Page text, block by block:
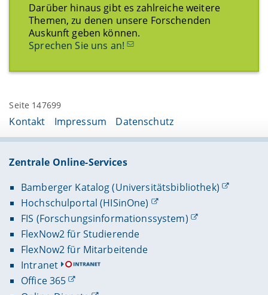
Darüber hinaus gibt es zahlreiche weitere
Themen, zu denen unsere Forschenden
Auskunft geben können.
Sprechen Sie uns an!
Seite 147699
Kontakt Impressum Datenschutz
Zentrale Online-Services
Bamberger Katalog (Universitätsbibliothek)
Hochschulportal (HISinOne)
FIS (Forschungsinformationssystem)
FlexNow2 für Studierende
FlexNow2 für Mitarbeitende
Intranet
Office 365